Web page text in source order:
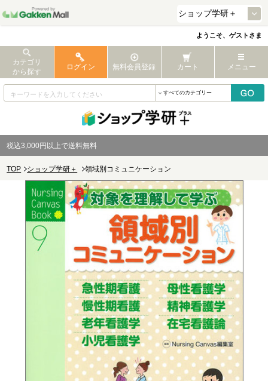
ようこそ、ゲストさま
カテゴリ
から探す
ログイン 無料会員登録 カート メニュー
税込3,000円以上で送料無料
TOP ショップ学研＋ 領域別コミュニケーション